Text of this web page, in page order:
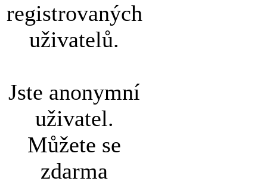
registrovaných
uživatelů.
Jste anonymní
uživatel.
Můžete se
zdarma